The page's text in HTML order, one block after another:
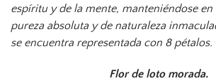
espíritu y de la mente, manteniéndose en
pureza absoluta y de naturaleza
se encuentra representada con 8 pétalos.
Flor de loto morada.